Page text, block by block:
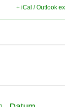
+ iCal / Outlook